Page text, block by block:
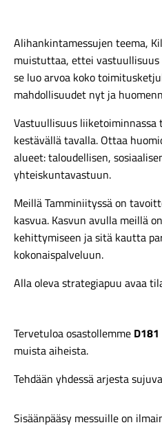
Alihankintamessujen teema,
muistuttaa, ettei
se luo arvoa koko
mahdollisuudet nyt ja
Vastuullisuus
kestävällä tavalla. Ottaa
alueet: taloudellisen,
yhteiskuntavastuun.
Meillä Tamminiityssä on
kasvua. Kasvun avulla meillä
kehittymiseen ja sitä kautta
kokonaispalveluun.
Alla oleva strategiapuu avaa
Tervetuloa osastollemme D181
muista aiheista.
Tehdään yhdessä arjesta
Sisäänpääsy messuille on